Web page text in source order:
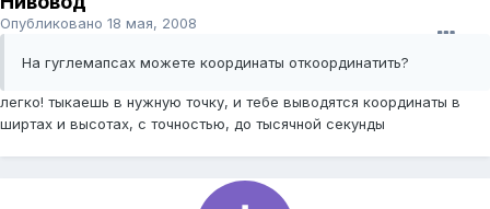
Опубликовано 18 мая, 2008
На гуглемапсах можете координаты откоординатить?
легко! тыкаешь в нужную точку, и тебе выводятся координаты в
ширтах и высотах, с точностью, до тысячной секунды